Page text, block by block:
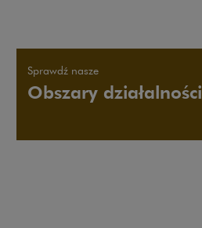
Sprawdź nasze
Obszary działalności